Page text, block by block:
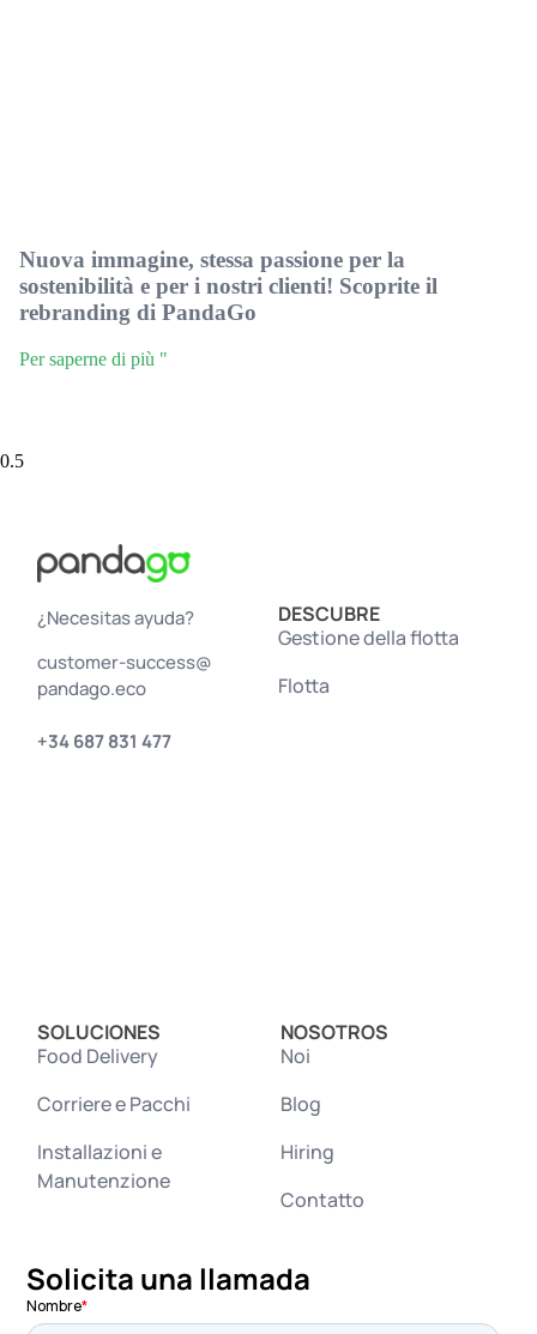
Nuova immagine, stessa passione per la
sostenibilità e per i nostri clienti! Scoprite il
rebranding di PandaGo
Per saperne di più "
¿Necesitas ayuda?
customer-success@
pandago.eco
+34 687 831 477
DESCUBRE
Gestione della flotta
Flotta
SOLUCIONES
Food Delivery
Corriere e Pacchi
Installazioni e
Manutenzione
NOSOTROS
Noi
Blog
Hiring
Contatto
Solicita una llamada